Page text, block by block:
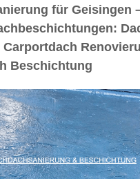
für Geisingen
Beschichtung